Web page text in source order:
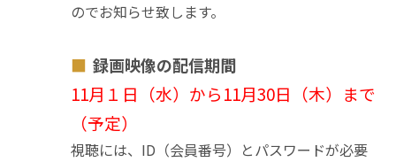
のでお知らせ致します。
録画映像の配信期間
11月１日（水）から11月30日（木）まで
（予定）
視聴には、ID（会員番号）とパスワードが必要